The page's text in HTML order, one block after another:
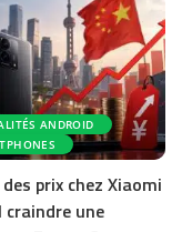
ANDROID
prix chez Xiaomi
une